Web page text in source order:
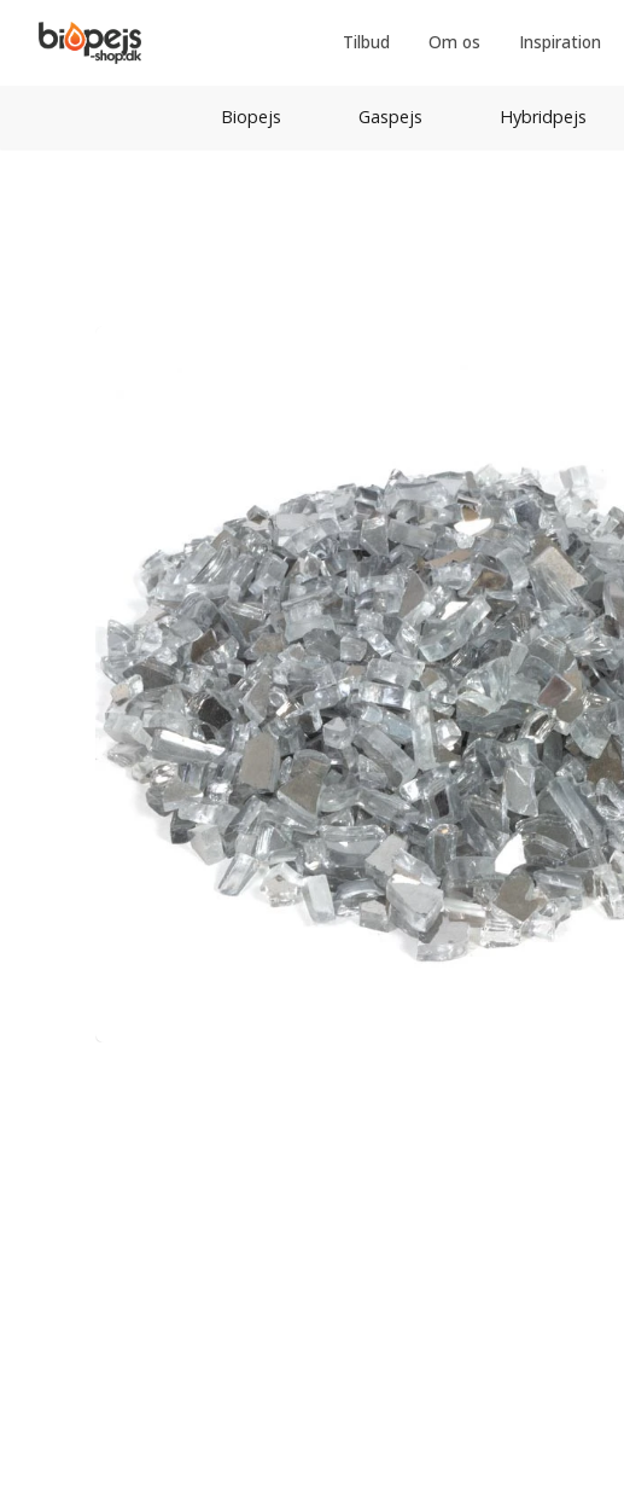
Tilbud Om os Inspiration
Biopejs Gaspejs Hybridpejs